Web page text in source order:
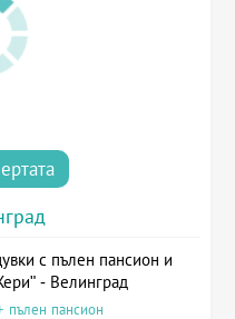
с пълен пансион и
- Велинград
пълен пансион